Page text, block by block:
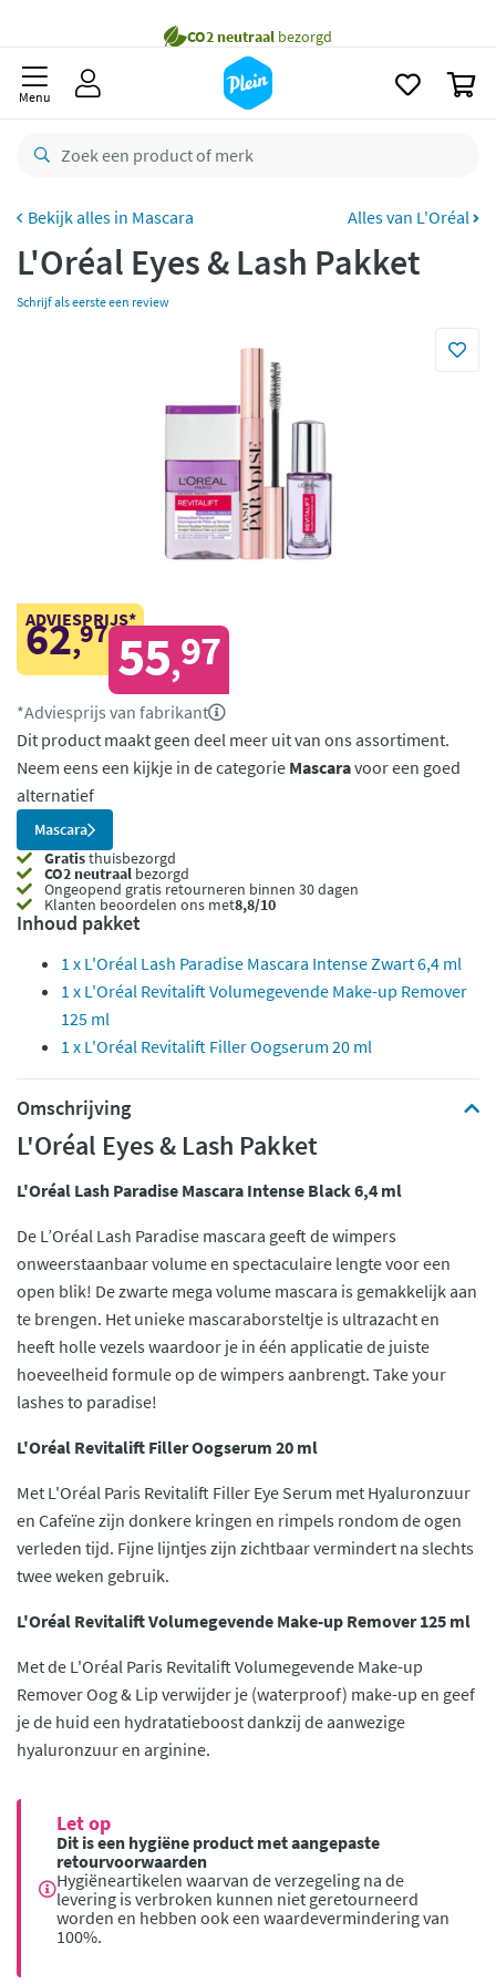
Bestelling uiterlijkzaterdag
Gratisretourneren
Betaal met Klarna
Menu
Mascara Alles van L'Oréal
L'Oréal Eyes & Lash Pakket
Schrijf als eerste een review
ADVIESPRIJS*
62,97 55,97
*Adviesprijs van fabrikant
Dit product maakt geen deel meer uit van ons assortiment.
Neem eens een kijkje in de categorie Mascaravoor een goed
alternatief
Mascara
Gratisthuisbezorgd
CO2 neutraal bezorgd
Ongeopend gratis retourneren binnen 30 dagen
Klanten beoordelen ons met8,8/10
Inhoud pakket
1 x L'Oréal Lash Paradise Mascara Intense Zwart 6,4 ml
1 x L'Oréal Revitalift Volumegevende Make-up Remover
125 ml
1 x L'Oréal Revitalift Filler Oogserum 20 ml
Omschrijving
L'Oréal Eyes & Lash Pakket
L'Oréal Lash Paradise Mascara Intense Black 6,4 ml
De L’Oréal Lash Paradise mascara geeft de wimpers
onweerstaanbaar volume en spectaculaire lengte voor een
open blik! De zwarte mega volume mascara is gemakkelijk aan
te brengen. Het unieke mascaraborsteltje is ultrazacht en
heeft holle vezels waardoor je in één applicatie de juiste
hoeveelheid formule op de wimpers aanbrengt. Take your
lashes to paradise!
L'Oréal Revitalift Filler Oogserum 20 ml
Met L'Oréal Paris Revitalift Filler Eye Serum met Hyaluronzuur
en Cafeïne zijn donkere kringen en rimpels rondom de ogen
verleden tijd. Fijne lijntjes zijn zichtbaar vermindert na slechts
twee weken gebruik.
L'Oréal Revitalift Volumegevende Make-up Remover 125 ml
Met de L'Oréal Paris Revitalift Volumegevende Make-up
Remover Oog & Lip verwijder je (waterproof) make-up en geef
je de huid een hydratatieboost dankzij de aanwezige
hyaluronzuur en arginine.
Let op
Dit is een hygiëne product met aangepaste
retourvoorwaarden
Hygiëneartikelen waarvan de verzegeling na de
levering is verbroken kunnen niet geretourneerd
worden en hebben ook een waardevermindering van
100%.